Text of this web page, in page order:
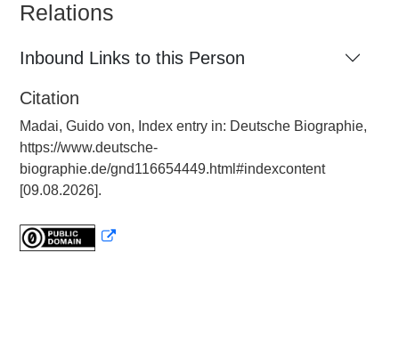
Relations
Inbound Links to this Person
Citation
Madai, Guido von, Index entry in: Deutsche Biographie,
https://www.deutsche-
biographie.de/gnd116654449.html#indexcontent
[09.08.2026].